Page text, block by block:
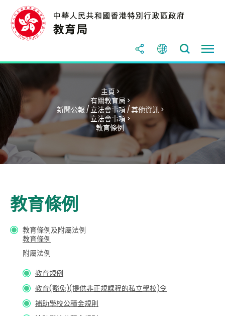
主頁 >
有關教育局 >
新聞公報 / 立法會事項 / 其他資訊 >
立法會事項 >
教育條例
教育條例
教育條例及附屬法例
教育條例
附屬法例
教育規例
教育(豁免)(提供非正規課程的私立學校)令
補助學校公積金規則